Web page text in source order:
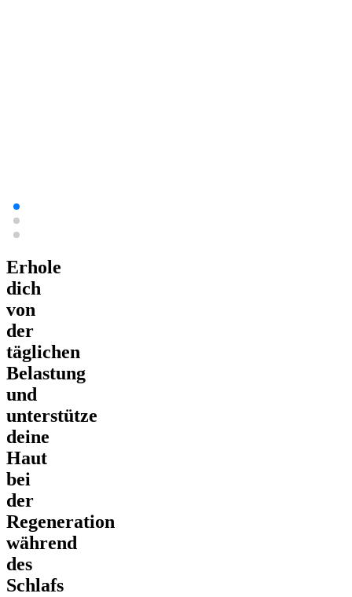
Erhole
dich
von
der
täglichen
Belastung
und
unterstütze
deine
Haut
bei
der
Regeneration
während
des
Schlafs